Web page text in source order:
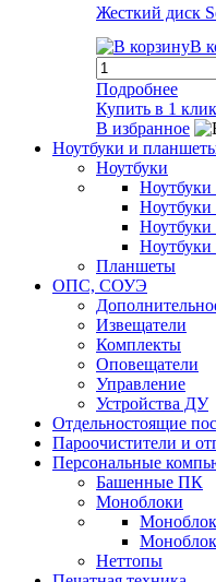
Жесткий диск
В
Подробнее
Купить в 1 клик
В избранное
Ноутбуки и
Ноутбуки
Ноутбуки
Ноутбуки
Ноутбуки
Ноутбуки
Планшеты
ОПС, СОУЭ
Извещатели
Комплекты
Оповещатели
Управление
Устройства ДУ
Отдельностоящие
Пароочистители и
Персональные
Башенные ПК
Моноблоки
Неттопы